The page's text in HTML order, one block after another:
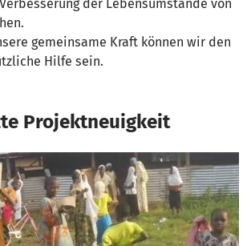
der Lebensumstände von
gemeinsame Kraft können wir den
Hilfe sein.
Projektneuigkeit